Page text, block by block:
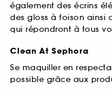
également des écrins
des gloss à foison ainsi
qui répondront à tous
Clean At Sephora
Se maquiller en
possible grâce aux